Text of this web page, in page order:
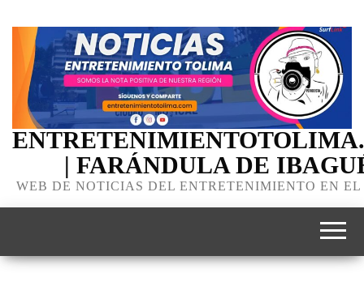
| FARÁNDULA DE
WEB DE NOTICIAS DEL ENTRETENIMIENTO EN